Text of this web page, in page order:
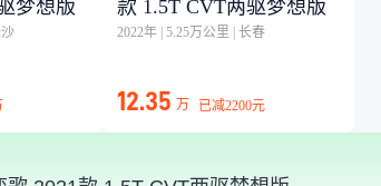
梦想版 款 1.5T CVT两驱梦想版
2022年 5.25万公里 长春
12.35 万 已减2200元